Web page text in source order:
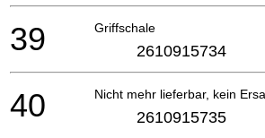
Griffschale
39 2610915734
Nicht mehr lieferbar, kein
40 2610915735